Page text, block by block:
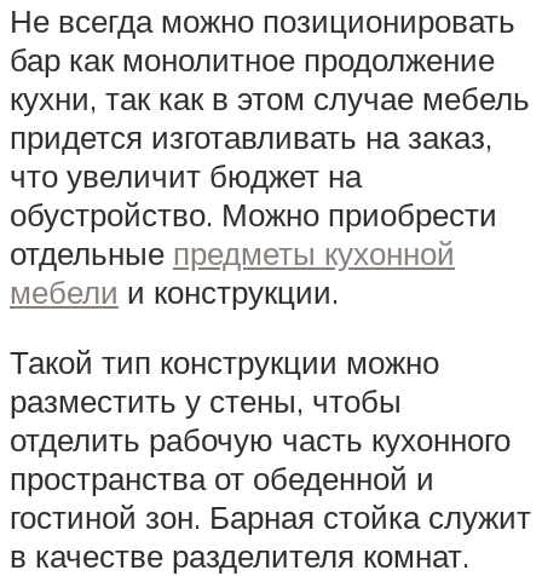
Не всегда можно позиционировать
бар как монолитное продолжение
кухни, так как в этом случае мебель
придется изготавливать на заказ,
что увеличит бюджет на
обустройство. Можно приобрести
отдельные предметы кухонной
мебели и конструкции.
Такой тип конструкции можно
разместить у стены, чтобы
отделить рабочую часть кухонного
пространства от обеденной и
гостиной зон. Барная стойка служит
в качестве разделителя комнат.